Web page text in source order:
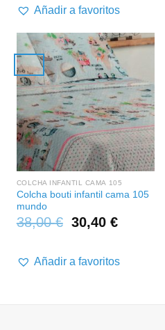
hasta
Añadir a favoritos
COLCHA INFANTIL CAMA 105
Colcha bouti infantil cama 105
mundo
38,00€ 30,40 €
Añadir a favoritos